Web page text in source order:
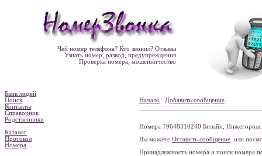
Чей номер телефона? Кто звонил? Отзывы
Узнать номер, развод, предупреждения
Проверка номера, мошенничество
Банк людей
Поиск
Контакты
Справочник
Родственники
Каталог
Протокол
Номера
Начало Добавить сообщение
Номера 79648310240 Билайн,
Вы можете Оставить сообщение или
Принадлежность номера и поиск номера